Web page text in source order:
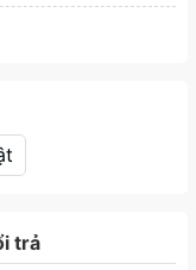
trả